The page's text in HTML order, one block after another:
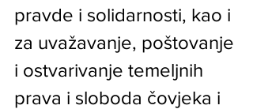
pravde i solidarnosti, kao i
za uvažavanje, poštovanje
i ostvarivanje temeljnih
prava i sloboda čovjeka i